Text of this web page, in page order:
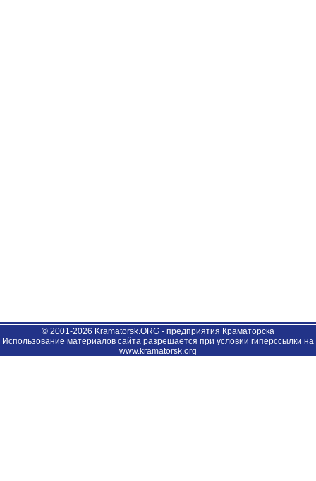
© 2001-2026 Kramatorsk.ORG - предприятия Краматорска
Использование материалов сайта разрешается при условии гиперссылки на
www.kramatorsk.org